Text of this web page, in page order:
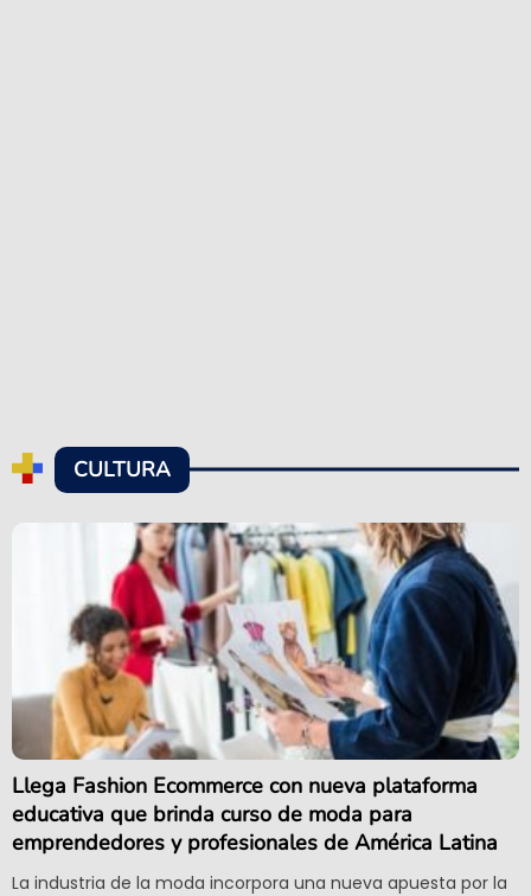
CULTURA
Llega Fashion Ecommerce con nueva plataforma
educativa que brinda curso de moda para
emprendedores y profesionales de América Latina
La industria de la moda incorpora una nueva apuesta por la